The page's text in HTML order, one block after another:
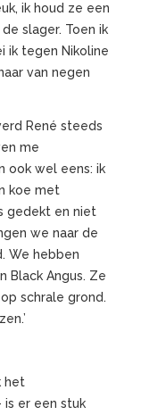
ik houd ze een
slager. Toen ik
ik tegen Nikoline
van negen
René steeds
me
ook wel eens: ik
koe met
gedekt en niet
we naar de
We hebben
Black Angus. Ze
schrale grond.
het
er een stuk